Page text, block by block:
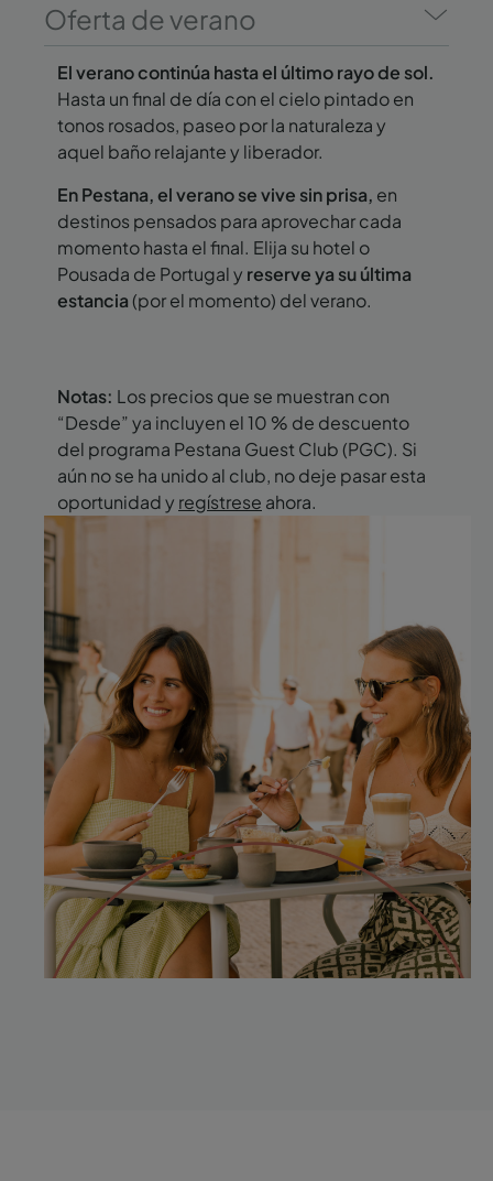
Oferta de verano
El verano continúa hasta el último rayo de sol.
Hasta un final de día con el cielo pintado en
tonos rosados, paseo por la naturaleza y
aquel baño relajante y liberador.
En Pestana, el verano se vive sin prisa, en
destinos pensados para aprovechar cada
momento hasta el final. Elija su hotel o
Pousada de Portugal y reserve ya su última
estancia (por el momento) del verano.
Notas: Los precios que se muestran con
“Desde” ya incluyen el 10 % de descuento
del programa Pestana Guest Club (PGC). Si
aún no se ha unido al club, no deje pasar esta
oportunidad y regístrese ahora.